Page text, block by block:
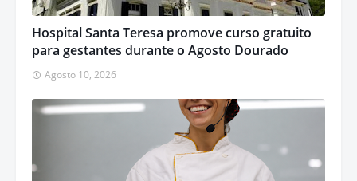
Hospital Santa Teresa promove curso gratuito
para gestantes durante o Agosto Dourado
Agosto 10, 2026